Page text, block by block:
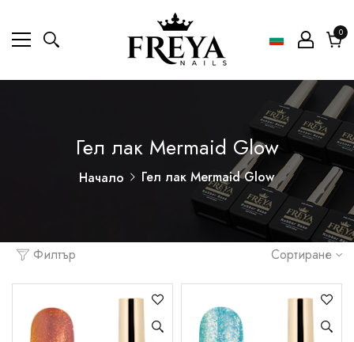
00
Гел лак Mermaid Glow
Начало Гел лак Mermaid Glow
Филтър Сортиране